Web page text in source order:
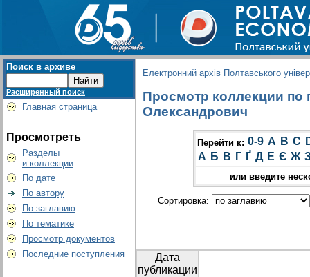
Поиск в архиве
Расширенный поиск
Главная страница
Просмотреть
Разделы
и коллекции
По дате
По автору
По заглавию
По тематике
Просмотр документов
Последние поступления
Електронний архів Полтавського
Просмотр коллекции по
Олександрович
Перейти к: 0-9 A B C
А Б В Г Ґ Д Е Є Ж
или введите
Сортировка:
Дата
публикации